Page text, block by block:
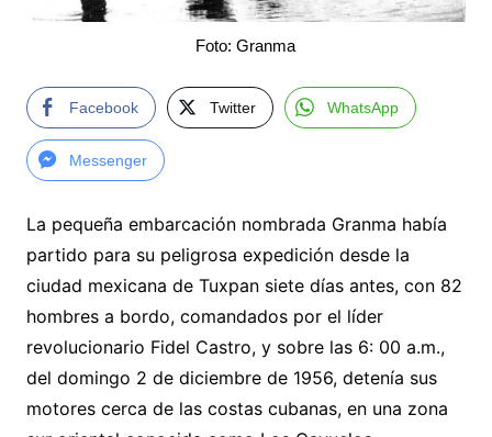
Foto: Granma
Facebook Twitter WhatsApp
Messenger
La pequeña embarcación nombrada Granma había
partido para su peligrosa expedición desde la
ciudad mexicana de Tuxpan siete días antes, con 82
hombres a bordo, comandados por el líder
revolucionario Fidel Castro, y sobre las 6: 00 a.m.,
del domingo 2 de diciembre de 1956, detenía sus
motores cerca de las costas cubanas, en una zona